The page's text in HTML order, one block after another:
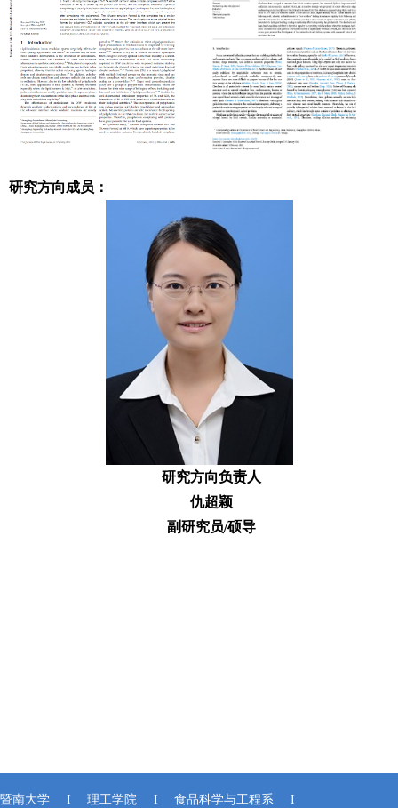
研究方向成员：
研究方向负责人
仇超颖
副研究员/硕导
暨南大学 I 理工学院 I 食品科学与工程系 I